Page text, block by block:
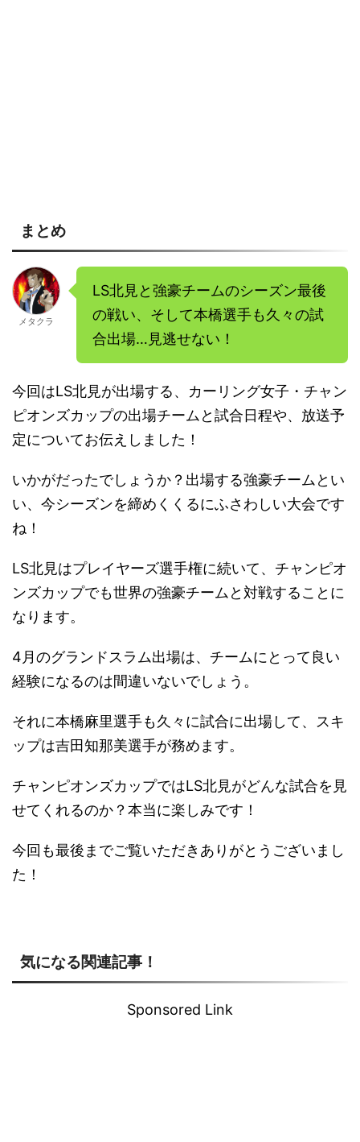
まとめ
メタクラ
LS北見と強豪チームのシーズン最後
の戦い、そして本橋選手も久々の試
合出場…見逃せない！
今回はLS北見が出場する、カーリング女子・チャン
ピオンズカップの出場チームと試合日程や、放送予
定についてお伝えしました！
いかがだったでしょうか？出場する強豪チームとい
い、今シーズンを締めくくるにふさわしい大会です
ね！
LS北見はプレイヤーズ選手権に続いて、チャンピオ
ンズカップでも世界の強豪チームと対戦することに
なります。
4月のグランドスラム出場は、チームにとって良い
経験になるのは間違いないでしょう。
それに本橋麻里選手も久々に試合に出場して、スキ
ップは吉田知那美選手が務めます。
チャンピオンズカップではLS北見がどんな試合を見
せてくれるのか？本当に楽しみです！
今回も最後までご覧いただきありがとうございまし
た！
気になる関連記事！
Sponsored Link